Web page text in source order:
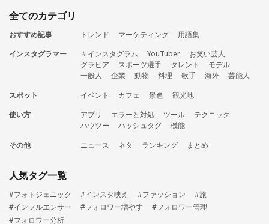
全てのカテゴリ
おすすめ記事 トレンド マーケティング
用語集
インスタグラマー
＃インスタグラム YouTuber
お笑い芸人
グラビア
スポーツ選手 タレント
モデル
一般人
企業 動物 料理 歌手 海外
芸能人
スポット
イベント カフェ 景色
観光地
使い方
アプリ エラーと対処 ツール
テクニック
ハウツー
ハッシュタグ
機能
その他
ニュース ネタ ランキング まとめ
人気タグ一覧
#フォトジェニック #インスタ映え #ファッション
#旅
#インフルエンサー
#フォロワー増やす
#フォロワー管理
#フォロワー分析